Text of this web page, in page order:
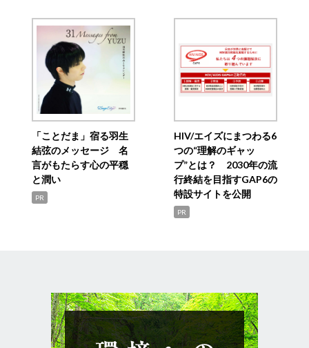
「ことだま」宿る羽生
結弦のメッセージ 名
言がもたらす心の平穏
と潤い
PR
HIV/エイズにまつわる6
つの“理解のギャッ
プ”とは？ 2030年の流
行終結を目指すGAP6の
特設サイトを公開
PR